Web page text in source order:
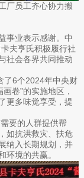
厂员工齐心协力搬
事业表示感谢。中
夫亨氏积极履行社
社会各界共同推动
了6个2024年中央财
卷”的实施地区，
更多味觉享受，提
要的人群提供帮
如抗洪救灾、扶危
纳入长期规划，并
环境的共赢。